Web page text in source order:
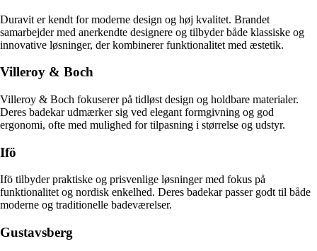
Duravit er kendt for moderne design og høj kvalitet. Brandet
samarbejder med anerkendte designere og tilbyder både klassiske og
innovative løsninger, der kombinerer funktionalitet med æstetik.
Villeroy & Boch
Villeroy & Boch fokuserer på tidløst design og holdbare materialer.
Deres badekar udmærker sig ved elegant formgivning og god
ergonomi, ofte med mulighed for tilpasning i størrelse og udstyr.
Ifö
Ifö tilbyder praktiske og prisvenlige løsninger med fokus på
funktionalitet og nordisk enkelhed. Deres badekar passer godt til både
moderne og traditionelle badeværelser.
Gustavsberg